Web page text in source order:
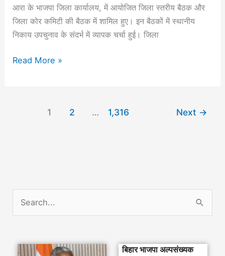
आरा के भाजपा जिला कार्यालय, में आयोजित जिला स्तरीय बैठक और
जिला कोर कमिटी की बैठक में शामिल हुए। इन बैठकों में स्थानीय
निकाय उपचुनाव के संदर्भ में व्यापक चर्चा हुई। ‎‎जिला
Read More »
1 2 … 1,316 Next →
बिहार भाजपा अल्पसंख्यक